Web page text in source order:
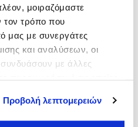
μοιραζόμαστε
τον τρόπο που
μας με συνεργάτες
και αναλύσεων, οι
συνδυάσουν με άλλες
Προβολή λεπτομερειών